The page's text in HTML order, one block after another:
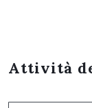
Attività